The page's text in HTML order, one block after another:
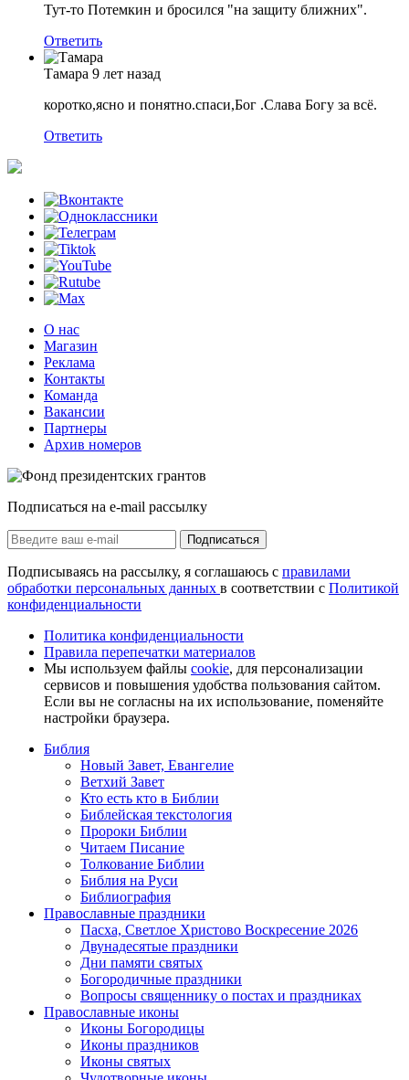
Тут-то Потемкин и бросился "на защиту ближних".
Ответить
Тамара 9 лет назад
коротко,ясно и понятно.спаси,Бог .Слава Богу за всё.
Ответить
О нас
Магазин
Реклама
Контакты
Команда
Вакансии
Партнеры
Архив номеров
Подписаться на e-mail рассылку
Подписаться
Подписываясь на рассылку, я соглашаюсь с правилами
обработки персональных данных в соответствии с Политикой
конфиденциальности
Политика конфиденциальности
Правила перепечатки материалов
Мы используем файлы cookie, для персонализации
сервисов и повышения удобства пользования сайтом.
Если вы не согласны на их использование, поменяйте
настройки браузера.
Библия
Новый Завет, Евангелие
Ветхий Завет
Кто есть кто в Библии
Библейская текстология
Пророки Библии
Читаем Писание
Толкование Библии
Библия на Руси
Библиография
Православные праздники
Пасха, Светлое Христово Воскресение 2026
Двунадесятые праздники
Дни памяти святых
Богородичные праздники
Вопросы священнику о постах и праздниках
Православные иконы
Иконы Богородицы
Иконы праздников
Иконы святых